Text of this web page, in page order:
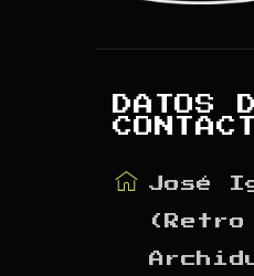
DATOS
José
(Retro